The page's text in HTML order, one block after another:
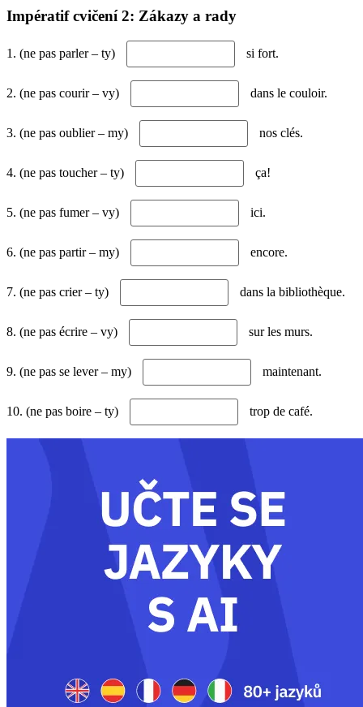
Impératif cvičení 2: Zákazy a rady
1. (ne pas parler – ty) si fort.
2. (ne pas courir – vy) dans le couloir.
3. (ne pas oublier – my) nos clés.
4. (ne pas toucher – ty) ça!
5. (ne pas fumer – vy) ici.
6. (ne pas partir – my) encore.
7. (ne pas crier – ty) dans la bibliothèque.
8. (ne pas écrire – vy) sur les murs.
9. (ne pas se lever – my) maintenant.
10. (ne pas boire – ty) trop de café.